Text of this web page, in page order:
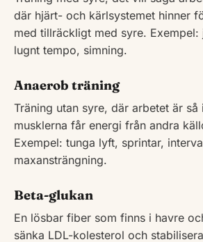
där hjärt- och kärlsystemet hinner
med tillräckligt med syre.
lugnt tempo, simning.
Anaerob träning
Träning utan syre, där arbetet är så
musklerna får energi från andra
Exempel: tunga lyft, sprintar,
maxansträngning.
Beta-glukan
En lösbar fiber som finns i havre
sänka LDL-kolesterol och